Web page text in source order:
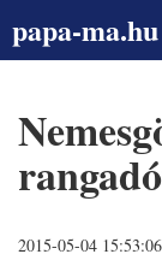
papa-ma.hu
2015-05-04